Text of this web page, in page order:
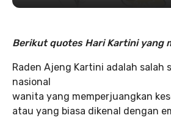
Berikut quotes Hari Kartini yang
Raden Ajeng Kartini adalah salah
nasional
wanita yang memperjuangkan
atau yang biasa dikenal dengan